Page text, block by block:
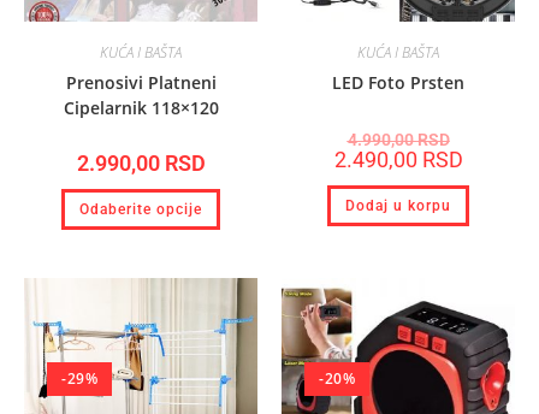
KUĆA I BAŠTA
Prenosivi Platneni
Cipelarnik 118×120
2.990,00 RSD
Odaberite opcije
KUĆA I BAŠTA
LED Foto Prsten
4.990,00RSD
2.490,00 RSD
Dodaj u korpu
-29% -20%